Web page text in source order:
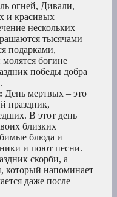
огней, Дивали, –
и красивых
нескольких
тысячами
подарками,
богине
победы добра
День мертвых – это
праздник,
В этот день
близких
блюда и
и поют песни.
скорби, а
который напоминает
даже после